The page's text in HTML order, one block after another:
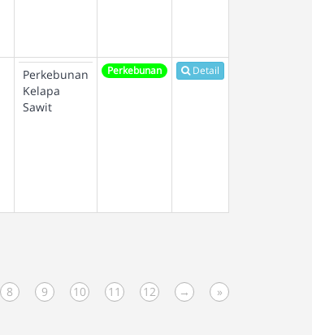
Perkebunan
Kelapa
Sawit
Perkebunan Detail
8 9 10 11 12 → »